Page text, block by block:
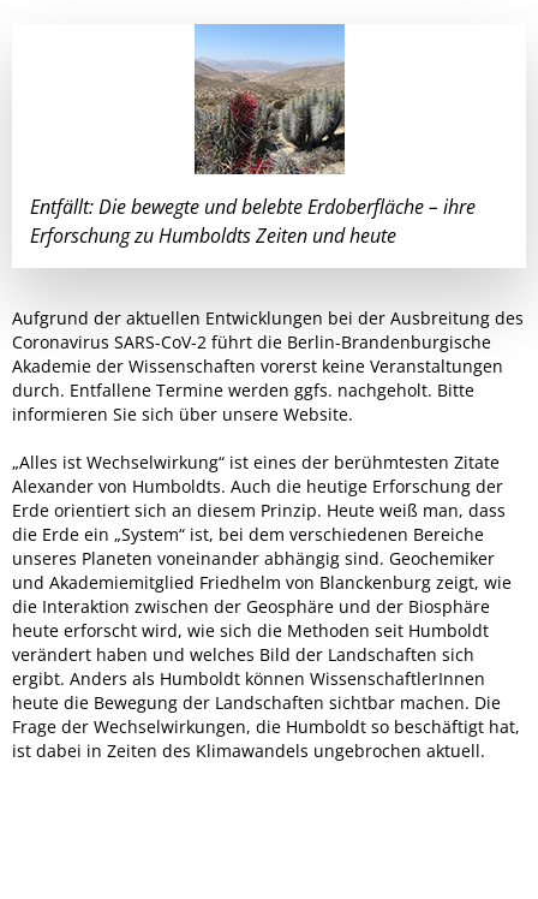
Entfällt: Die bewegte und belebte Erdoberfläche – ihre
Erforschung zu Humboldts Zeiten und heute
Aufgrund der aktuellen Entwicklungen bei der Ausbreitung des
Coronavirus SARS-CoV-2 führt die Berlin-Brandenburgische
Akademie der Wissenschaften vorerst keine Veranstaltungen
durch. Entfallene Termine werden ggfs. nachgeholt. Bitte
informieren Sie sich über unsere Website.
„Alles ist Wechselwirkung“ ist eines der berühmtesten Zitate
Alexander von Humboldts. Auch die heutige Erforschung der
Erde orientiert sich an diesem Prinzip. Heute weiß man, dass
die Erde ein „System“ ist, bei dem verschiedenen Bereiche
unseres Planeten voneinander abhängig sind. Geochemiker
und Akademiemitglied Friedhelm von Blanckenburg zeigt, wie
die Interaktion zwischen der Geosphäre und der Biosphäre
heute erforscht wird, wie sich die Methoden seit Humboldt
verändert haben und welches Bild der Landschaften sich
ergibt. Anders als Humboldt können WissenschaftlerInnen
heute die Bewegung der Landschaften sichtbar machen. Die
Frage der Wechselwirkungen, die Humboldt so beschäftigt hat,
ist dabei in Zeiten des Klimawandels ungebrochen aktuell.